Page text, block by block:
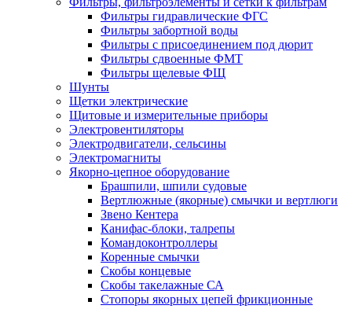
Фильтры гидравлические ФГС
Фильтры забортной воды
Фильтры с присоединением под дюрит
Фильтры сдвоенные ФМТ
Фильтры щелевые ФЩ
Шунты
Щетки электрические
Щитовые и измерительные приборы
Электровентиляторы
Электродвигатели, сельсины
Электромагниты
Якорно-цепное оборудование
Брашпили, шпили судовые
Вертлюжные (якорные) смычки и вертлюги
Звено Кентера
Канифас-блоки, талрепы
Командоконтроллеры
Коренные смычки
Скобы концевые
Скобы такелажные СА
Стопоры якорных цепей фрикционные